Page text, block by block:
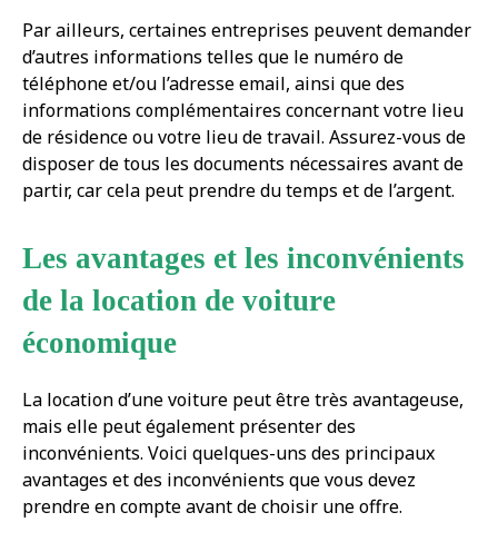
Par ailleurs, certaines entreprises peuvent demander
d’autres informations telles que le numéro de
téléphone et/ou l’adresse email, ainsi que des
informations complémentaires concernant votre lieu
de résidence ou votre lieu de travail. Assurez-vous de
disposer de tous les documents nécessaires avant de
partir, car cela peut prendre du temps et de l’argent.
Les avantages et les inconvénients
de la location de voiture
économique
La location d’une voiture peut être très avantageuse,
mais elle peut également présenter des
inconvénients. Voici quelques-uns des principaux
avantages et des inconvénients que vous devez
prendre en compte avant de choisir une offre.